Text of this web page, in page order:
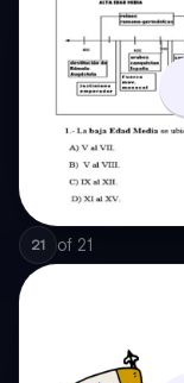
21 of 21